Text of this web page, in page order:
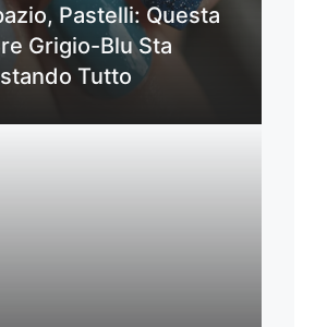
Pastelli: Questa
Grigio-Blu Sta
Tutto